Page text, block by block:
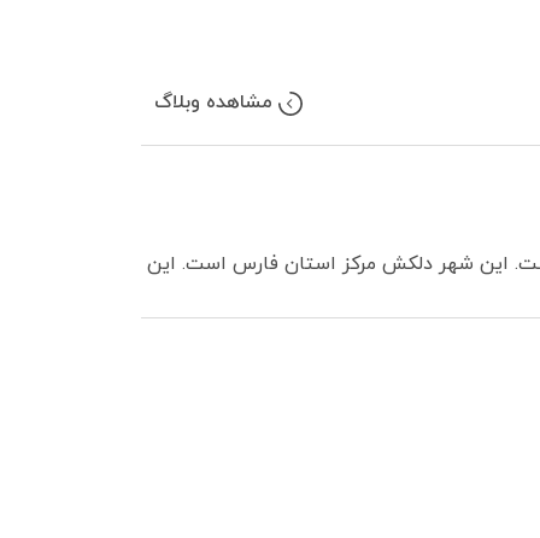
مشاهده وبلاگ
این شهر دلکش مرکز استان فارس است. این